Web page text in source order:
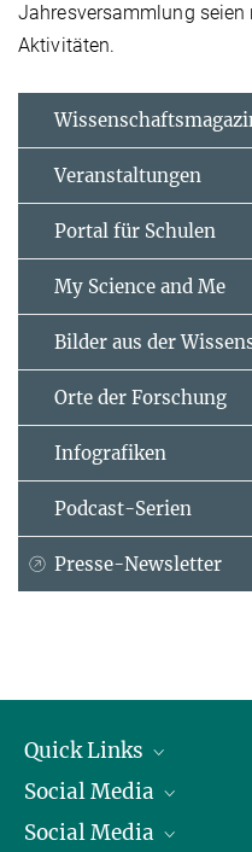
Jahresversammlung seien
Aktivitäten.
Veranstaltungen
Portal für Schulen
My Science and Me
Bilder aus der
Orte der Forschung
Infografiken
Podcast-Serien
Presse-Newsletter
Quick Links
Präsident
Zahlen und Fakten
Social Media
Bluesky
Social Media